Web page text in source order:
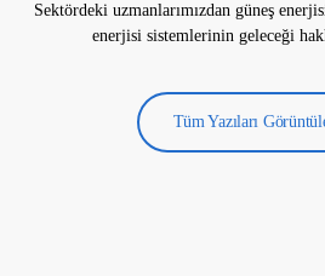
Sektördeki uzmanlarımızdan güneş
enerjisi sistemlerinin geleceği
Tüm Yazıları